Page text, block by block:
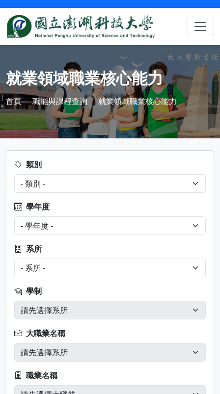
就業領域職業核心能力
首頁 職能與課程查詢 就業領域職業核心能力
類別
學年度
系所
學制
大職業名稱
職業名稱